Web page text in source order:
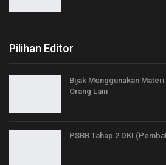
Pilihan Editor
Bijak Menggunakan
Orang Lain
PSBB Tahap 2 DKI